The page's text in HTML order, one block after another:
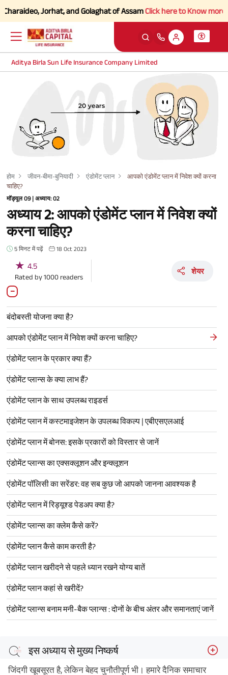
Jorhat, and Golaghat of AssamClick here to Know more.
Aditya Birla Sun Life Insurance Company Limited
होम जीवन-बीमा-बुनियादी एंडोमेंट प्लान
आपको एंडोमेंट प्लान में निवेश क्यों करना
चाहिए?
मॉड्यूल 09 | अध्याय: 02
अध्याय 2: आपको एंडोमेंट प्लान में निवेश क्यों
करना चाहिए?
5 मिनट में पढ़ें 18 Oct 2023
★ 4.5
Rated by 1000 readers
शेयर
बंदोबस्ती योजना क्या है?
आपको एंडोमेंट प्लान में निवेश क्यों करना चाहिए?
एंडोमेंट प्लान के प्रकार क्या हैं?
एंडोमेंट प्लान्स के क्या लाभ हैं?
एंडोमेंट प्लान के साथ उपलब्ध राइडर्स
एंडोमेंट प्लान में कस्टमाइजेशन के उपलब्ध विकल्प | एबीएसएलआई
एंडोमेंट प्लान में बोनस: इसके प्रकारों को विस्तार से जानें
एंडोमेंट प्लान्स का एक्सक्लूशन और इन्क्लूशन
एंडोमेंट पॉलिसी का सरेंडर: वह सब कुछ जो आपको जानना आवश्यक है
एंडोमेंट प्लान में रिड्यूश्ड पेडअप क्या है?
एंडोमेंट प्लान्स का क्लेम कैसे करें?
एंडोमेंट प्लान कैसे काम करती है?
एंडोमेंट प्लान खरीदने से पहले ध्यान रखने योग्य बातें
एंडोमेंट प्लान कहां से खरीदें?
एंडोमेंट प्लान्स बनाम मनी-बैक प्लान्स : दोनों के बीच अंतर और समानताएं जानें
इस अध्याय से मुख्य निष्कर्ष
जिंदगी खूबसूरत है, लेकिन बेहद चुनौतीपूर्ण भी। हमारे दैनिक समाचार